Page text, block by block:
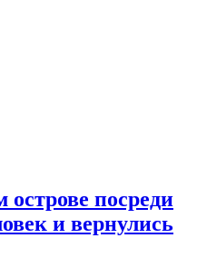
острове посреди
и вернулись